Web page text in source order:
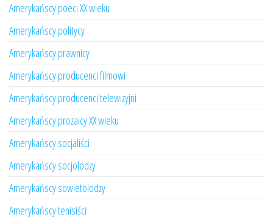
Amerykańscy poeci XX wieku
Amerykańscy politycy
Amerykańscy prawnicy
Amerykańscy producenci filmowi
Amerykańscy producenci telewizyjni
Amerykańscy prozaicy XX wieku
Amerykańscy socjaliści
Amerykańscy socjolodzy
Amerykańscy sowietolodzy
Amerykańscy tenisiści